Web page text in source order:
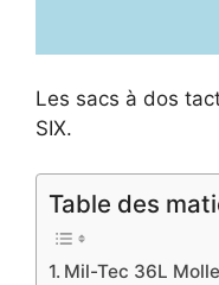
Les sacs à dos
SIX.
Table des
Mil-Tec 36L